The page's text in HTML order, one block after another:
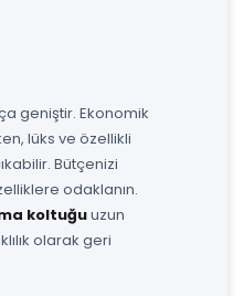
geniştir. Ekonomik
lüks ve özellikli
Bütçenizi
odaklanın.
koltuğuuzun
olarak geri